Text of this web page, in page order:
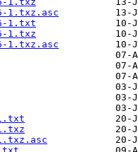
1.txz.asc
1.txt
1.txz
1.txz.asc